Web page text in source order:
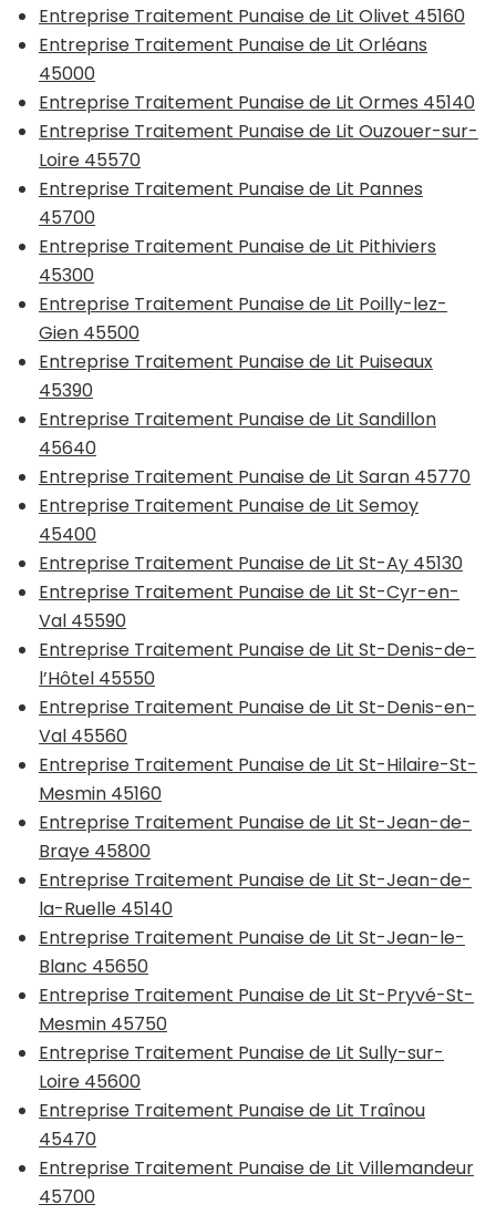
Entreprise Traitement Punaise de Lit Olivet 45160
Entreprise Traitement Punaise de Lit Orléans
45000
Entreprise Traitement Punaise de Lit Ormes 45140
Entreprise Traitement Punaise de Lit Ouzouer-sur-
Loire 45570
Entreprise Traitement Punaise de Lit Pannes
45700
Entreprise Traitement Punaise de Lit Pithiviers
45300
Entreprise Traitement Punaise de Lit Poilly-lez-
Gien 45500
Entreprise Traitement Punaise de Lit Puiseaux
45390
Entreprise Traitement Punaise de Lit Sandillon
45640
Entreprise Traitement Punaise de Lit Saran 45770
Entreprise Traitement Punaise de Lit Semoy
45400
Entreprise Traitement Punaise de Lit St-Ay 45130
Entreprise Traitement Punaise de Lit St-Cyr-en-
Val 45590
Entreprise Traitement Punaise de Lit St-Denis-de-
l’Hôtel 45550
Entreprise Traitement Punaise de Lit St-Denis-en-
Val 45560
Entreprise Traitement Punaise de Lit St-Hilaire-St-
Mesmin 45160
Entreprise Traitement Punaise de Lit St-Jean-de-
Braye 45800
Entreprise Traitement Punaise de Lit St-Jean-de-
la-Ruelle 45140
Entreprise Traitement Punaise de Lit St-Jean-le-
Blanc 45650
Entreprise Traitement Punaise de Lit St-Pryvé-St-
Mesmin 45750
Entreprise Traitement Punaise de Lit Sully-sur-
Loire 45600
Entreprise Traitement Punaise de Lit Traînou
45470
Entreprise Traitement Punaise de Lit Villemandeur
45700